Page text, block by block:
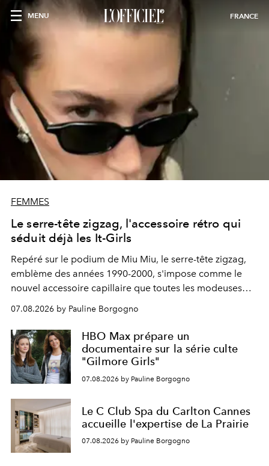
MENU FRANCE
FEMMES
Le serre-tête zigzag, l'accessoire rétro qui
séduit déjà les It-Girls
Repéré sur le podium de Miu Miu, le serre-tête zigzag,
emblème des années 1990-2000, s'impose comme le
nouvel accessoire capillaire que toutes les modeuses
s'arrachent déjà.
07.08.2026 by Pauline Borgogno
HBO Max prépare un
documentaire sur la série culte
"Gilmore Girls"
07.08.2026 by Pauline Borgogno
Le C Club Spa du Carlton Cannes
accueille l'expertise de La Prairie
07.08.2026 by Pauline Borgogno